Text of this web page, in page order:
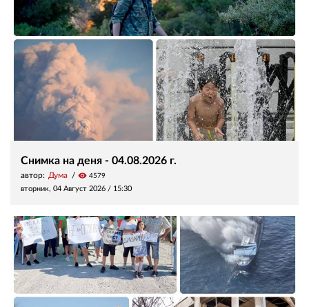
Снимка на деня - 04.08.2026 г.
автор: Дума visibility 4579
вторник, 04 Август 2026 / 15:30